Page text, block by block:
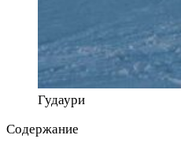
Гудаури
Содержание